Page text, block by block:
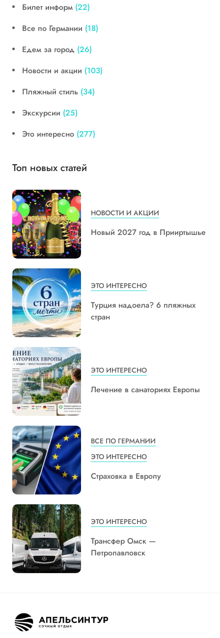
Билет информ (22)
Все по Германии (18)
Едем за город (26)
Новости и акции (103)
Пляжный стиль (34)
Экскурсии (25)
Это интересно (277)
Топ новых статей
НОВОСТИ И АКЦИИ
Новый 2027 год в Прииртышье
ЭТО ИНТЕРЕСНО
Турция надоела? 6 пляжных
стран
ЭТО ИНТЕРЕСНО
Лечение в санаториях Европы
ВСЕ ПО ГЕРМАНИИ
ЭТО ИНТЕРЕСНО
Страховка в Европу
ЭТО ИНТЕРЕСНО
Трансфер Омск —
Петропавловск